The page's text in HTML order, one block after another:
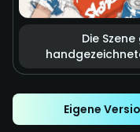
Die
Eigene